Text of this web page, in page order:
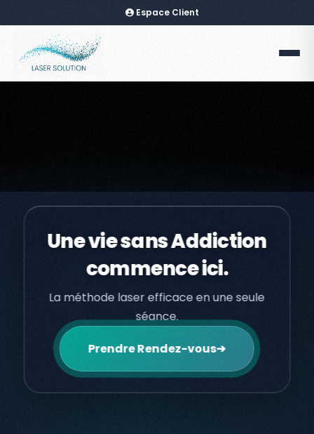
Espace Client
Une vie sans Addiction
commence ici.
La méthode laser efficace en une seule
séance.
Prendre Rendez-vous➔